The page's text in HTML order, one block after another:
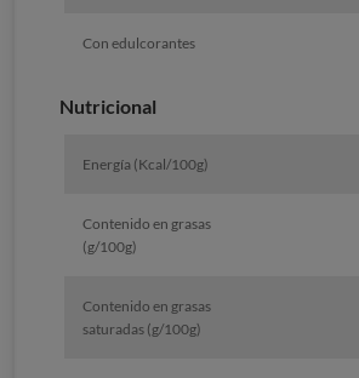
Con edulcorantes
Nutricional
Energía (Kcal/100g)
Contenido en grasas
(g/100g)
Contenido en grasas
saturadas (g/100g)